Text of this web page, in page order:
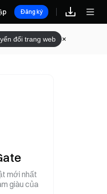
thưởngĐăng ký
đổi trang web
mới nhất
giàu của